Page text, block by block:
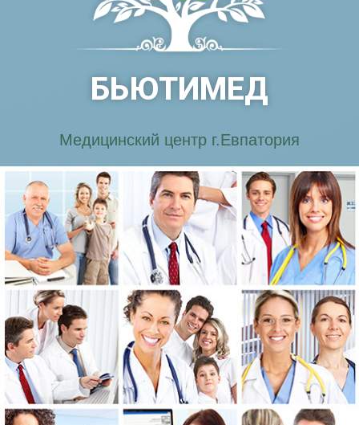
БЬЮТИМЕД
Медицинский центр г.Евпатория